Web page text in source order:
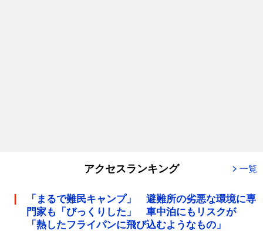
アクセスランキング 一覧
「まるで難民キャンプ」 避難所の劣悪な環境に専
門家も「びっくりした」 車中泊にもリスクが
「熱したフライパンに飛び込むようなもの」